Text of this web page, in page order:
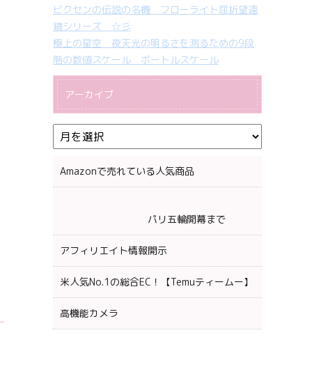
ビクセンの伝説の名機 フローライト屈折望遠
鏡シリーズ ☆彡
極上の星空 夜天光の明るさを測るための9段
階の数値スケール ボートルスケール
アーカイブ
Amazonで売れている人気商品
パリ五輪開幕まで
アフィリエイト情報開示
米人気No.1の総合EC！【Temuティームー】
高機能カメラ